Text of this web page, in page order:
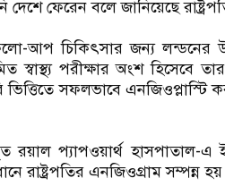
ফেরেন বলে জানিয়েছে
আপ চিকিৎসার জন্য লন্ডনের
স্বাস্থ্য পরীক্ষার অংশ হিসেবে
সফলভাবে এনজিওপ্লাস্টি
রয়াল প্যাপওয়ার্থ হাসপাতাল-এ
রাষ্ট্রপতির এনজিওগ্রাম সম্পন্ন